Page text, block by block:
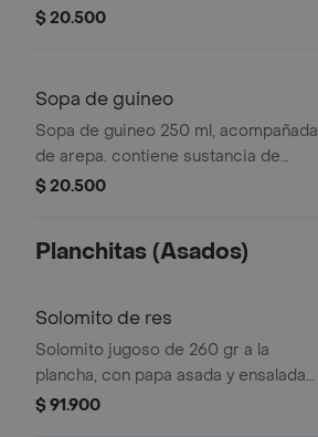
de arepa. contiene sustancia de
$ 20.500
Sopa de guineo
Sopa de guineo 250 ml, acompañada
de arepa. contiene sustancia de
cerdo.
$ 20.500
Planchitas (Asados)
Solomito de res
Solomito jugoso de 260 gr a la
plancha, con papa asada y ensalada
de la casa.
$ 91.900